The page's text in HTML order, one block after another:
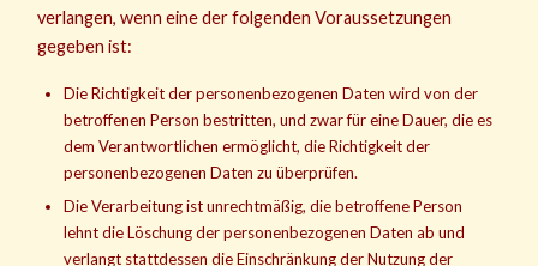
verlangen, wenn eine der folgenden Voraussetzungen
gegeben ist:
Die Richtigkeit der personenbezogenen Daten wird von der
betroffenen Person bestritten, und zwar für eine Dauer, die es
dem Verantwortlichen ermöglicht, die Richtigkeit der
personenbezogenen Daten zu überprüfen.
Die Verarbeitung ist unrechtmäßig, die betroffene Person
lehnt die Löschung der personenbezogenen Daten ab und
verlangt stattdessen die Einschränkung der Nutzung der